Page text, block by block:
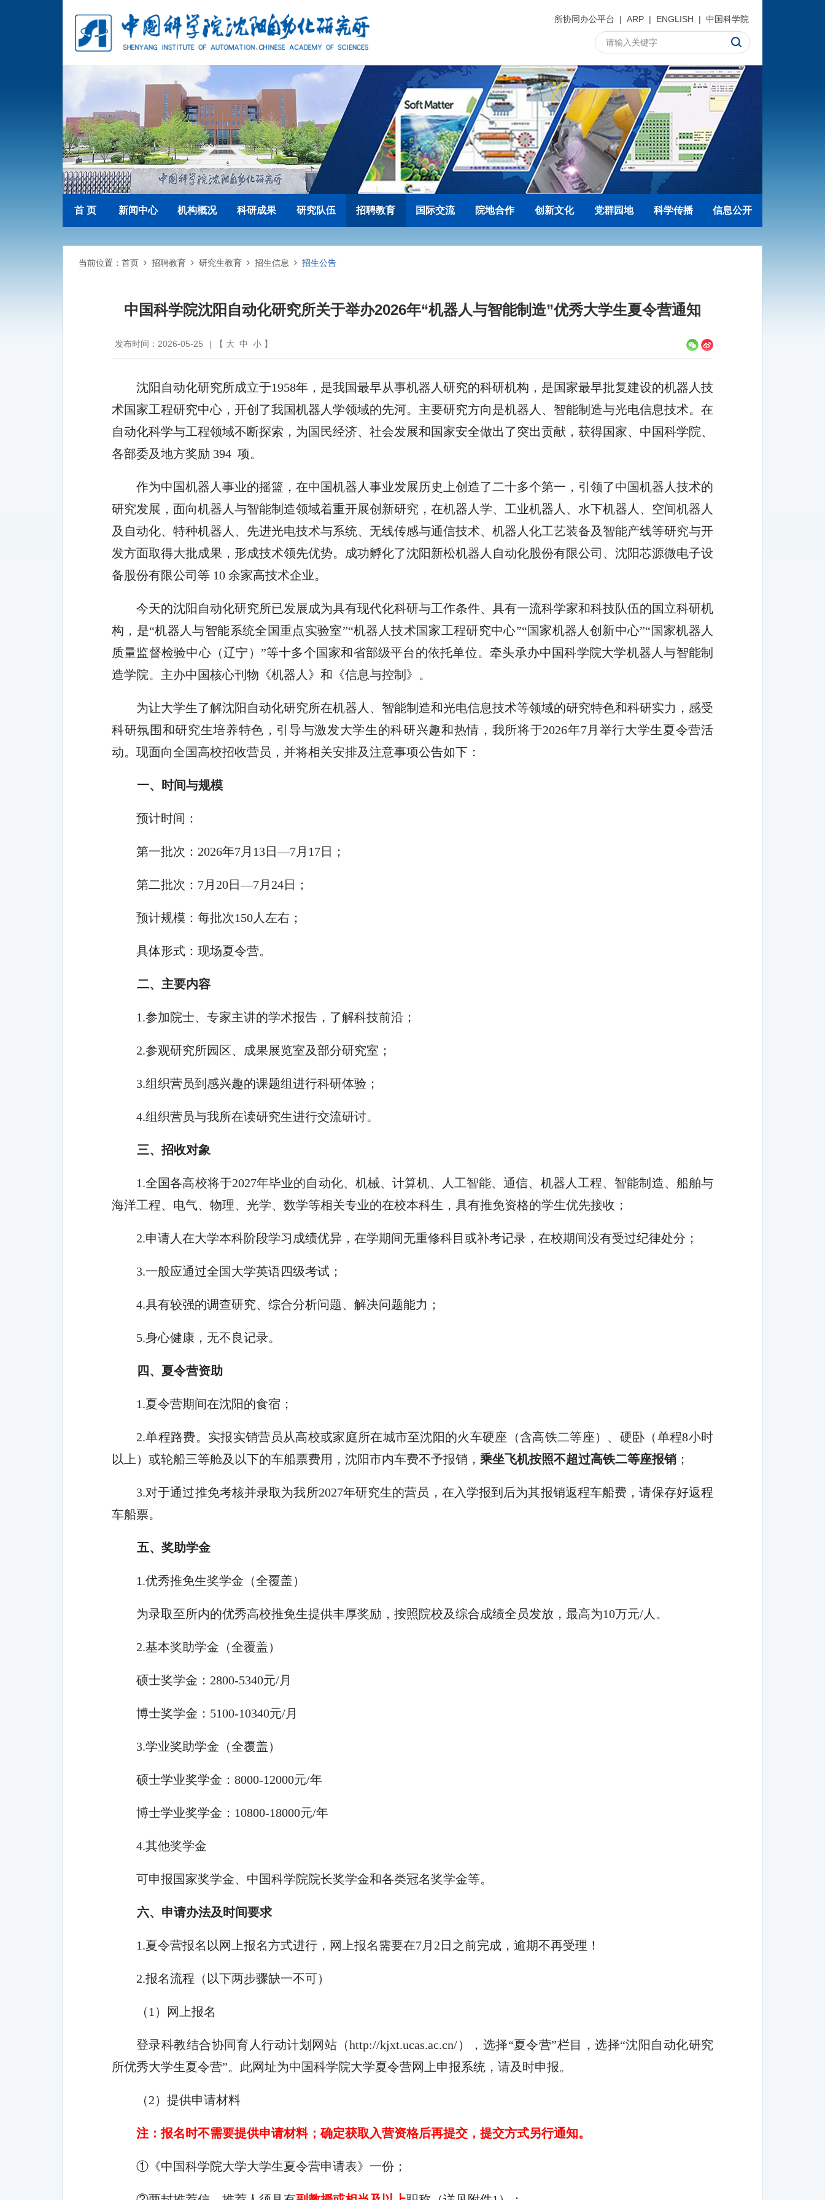
所协同办公平台 | ARP | ENGLISH | 中国科学院
首 页 新闻中心 机构概况 科研成果 研究队伍 招聘教育 国际交流 院地合作 创新文化 党群园地 科学传播 信息公开
当前位置： 首页 招聘教育 研究生教育 招生信息 招生公告
中国科学院沈阳自动化研究所关于举办2026年“机器人与智能制造”优秀大学生夏令营通知
发布时间：2026-05-25 | 【 大 中 小 】
沈阳自动化研究所成立于1958年 ， 是我国最早从事机器人研究的科研机构，是国家最早批复建设的机器人技
术国家工程研究中心 ， 开创了我国机器人学领域的先河。主要研究方向是机器人、智能制造与光电信息技术。在
自动化科学与工程领域不断探索，为国民经济、社会发展和国家安全做出了突出贡献，获得国家、中国科学院、
各部委及地方奖励 394 项。
作为中国机器人事业的摇篮，在中国机器人事业发展历史上创造了二十多个第一，引领了中国机器人技术的
研究发展， 面向机器人与智能制造领域着重开展创新研究，在机器人学、工业机器人、水下机器人、空间机器人
及自动化、特种机器人、先进光电技术与系统、无线传感与通信技术、机器人化工艺装备及智能产线等研究与开
发方面取得大批成果，形成技术领先优势。成功孵化了沈阳新松机器人自动化股份有限公司、沈阳芯源微电子设
备股份有限公司等 10 余家高技术企业。
今天的沈阳自动化研究所已发展成为具有现代化科研与工作条件、具有一流科学家和科技队伍的国立科研机
构，是“机器人与智能系统全国重点实验室”“机器人技术国家工程研究中心”“国家机器人创新中心”“国家机器人
质量监督检验中心（辽宁）”等十多个国家和省部级平台的依托单位。牵头承办中国科学院大学机器人与智能制
造学院。主办中国核心刊物《机器人》和《信息与控制》。
为让大学生了解沈阳自动化研究所在机器人、智能制造和光电信息技术等领域的研究特色和科研实力，感受
科研氛围和研究生培养特色，引导与激发大学生的科研兴趣和热情，我所将于2026年7月举行大学生夏令营活
动。现面向全国高校招收营员，并将相关安排及注意事项公告如下：
一、时间与规模
预计时间：
第一批次： 2026年7月 13日—7月 17日；
第二批次： 7月 20日—7月 24日 ；
预计规模：每批次150人左右 ；
具体形式： 现场夏令营。
二、主要内容
1.参加院士、专家主讲的学术报告，了解科技前沿 ；
2.参观研究所园区、成果展览室及部分研究室；
3.组织营员到感兴趣的课题组进行科研体验；
4.组织营员与我所在读研究生进行交流研讨。
三、招收对象
1.全国各高校将于2027年毕业的自动化、 机械、计算机、 人工智能、通信、 机器人工程、智能制造、船舶与
海洋工程、 电气、物理、光学、 数学等相关专业的在校本科生，具有推免资格的学生优先接收；
2.申请人在大学本科阶段学习成绩优异，在学期间无重修科目或补考记录，在校期间没有受过纪律处分；
3.一般应通过全国大学英语四级考试；
4.具有较强的调查研究、综合分析问题、解决问题能力；
5.身心健康，无不良记录。
四、夏令营资助
1.夏令营期间在沈阳的食宿 ；
2.单程路费。实报实销营员从高校或家庭所在城市至沈阳的火车硬座（含高铁二等座）、硬卧（单程8小时
以上）或轮船三等舱及以下的车船票费用，沈阳市内车费不予报销， 乘坐飞机按照不超过高铁二等座报销 ；
3.对于通过推免考核并录取为我所2027年研究生的营员，在入学报到后为其报销返程车船费，请保存好返程
车船票。
五、奖助学金
1.优秀推免生奖学金（全覆盖）
为录取至所内的优秀高校推免生提供丰厚奖励， 按照院校及综合成绩全员发放，最高为10万元/人 。
2.基本奖助学金（全覆盖）
硕士奖学金： 2800-5340元/月
博士奖学金： 5100-10340元/月
3.学业奖助学金（全覆盖）
硕士学业奖学金： 8000-12000元/年
博士学业奖学金： 10800-18000元/年
4.其他奖学金
可申报国家奖学金、中国科学院院长奖学金和各类冠名奖学金等。
六、申请办法及时间要求
1.夏令营报名 以网上报名方式进行 ，网上报名需要在7月 2 日之前完成，逾期不再受理 ！
2.报名流程（以下两步骤缺一不可）
（1 ）网上报名
登录科教结合协同育人行动计划网站（http://kjxt.ucas.ac.cn/），选择“夏令营”栏目，选择“沈阳自动化研究
所优秀大学生夏令营”。此网址为中国科学院大学夏令营网上申报系统 ， 请及时申报。
（2）提供申请材料
注：报名时不需要提供申请材料；确定获取入营资格后再提交 ，提交方式另行通知。
① 《中国科学院大学大学生夏令营申请表》 一份；